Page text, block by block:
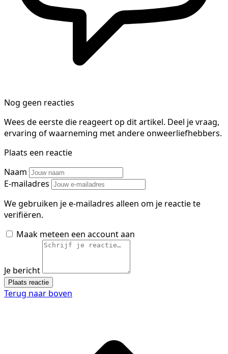
Nog geen reacties
Wees de eerste die reageert op dit artikel. Deel je vraag,
ervaring of waarneming met andere onweerliefhebbers.
Plaats een reactie
Naam
E-mailadres
We gebruiken je e-mailadres alleen om je reactie te
verifiëren.
Maak meteen een account aan
Je bericht
Plaats reactie
Terug naar boven